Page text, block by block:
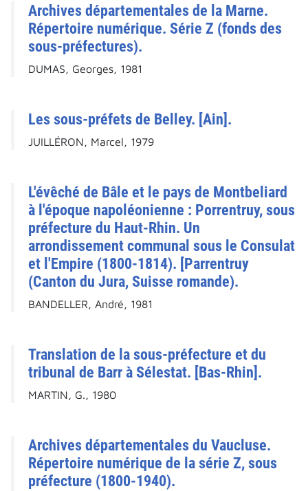
Archives départementales de la Marne.
Répertoire numérique. Série Z (fonds des
sous-préfectures).
DUMAS, Georges, 1981
Les sous-préfets de Belley. [Ain].
JUILLÉRON, Marcel, 1979
L'évêché de Bâle et le pays de Montbeliard
à l'époque napoléonienne : Porrentruy, sous
préfecture du Haut-Rhin. Un
arrondissement communal sous le Consulat
et l'Empire (1800-1814). [Parrentruy
(Canton du Jura, Suisse romande).
BANDELLER, André, 1981
Translation de la sous-préfecture et du
tribunal de Barr à Sélestat. [Bas-Rhin].
MARTIN, G., 1980
Archives départementales du Vaucluse.
Répertoire numérique de la série Z, sous
préfecture (1800-1940).